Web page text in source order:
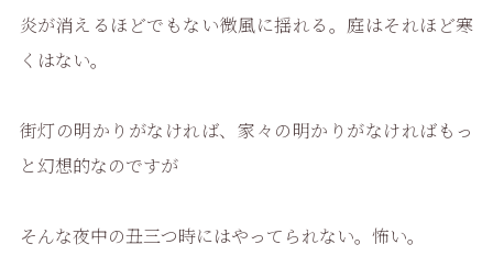
炎が消えるほどでもない微風に揺れる。庭はそれほど寒
くはない。
街灯の明かりがなければ、家々の明かりがなければもっ
と幻想的なのですが
そんな夜中の丑三つ時にはやってられない。怖い。